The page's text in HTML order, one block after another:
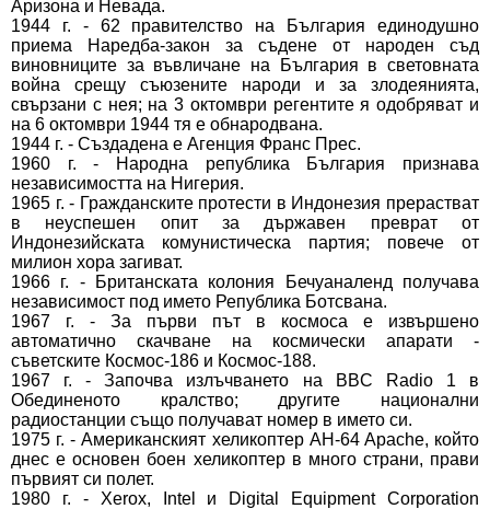
Аризона и Невада.
1944 г. - 62 правителство на България единодушно
приема Наредба-закон за съдене от народен съд
виновниците за въвличане на България в световната
война срещу съюзените народи и за злодеянията,
свързани с нея; на 3 октомври регентите я одобряват и
на 6 октомври 1944 тя е обнародвана.
1944 г. - Създадена е Агенция Франс Прес.
1960 г. - Народна република България признава
независимостта на Нигерия.
1965 г. - Гражданските протести в Индонезия прерастват
в неуспешен опит за държавен преврат от
Индонезийската комунистическа партия; повече от
милион хора загиват.
1966 г. - Британската колония Бечуаналенд получава
независимост под името Република Ботсвана.
1967 г. - За първи път в космоса е извършено
автоматично скачване на космически апарати -
съветските Космос-186 и Космос-188.
1967 г. - Започва излъчването на BBC Radio 1 в
Обединеното кралство; другите национални
радиостанции също получават номер в името си.
1975 г. - Американският хеликоптер AH-64 Apache, който
днес е основен боен хеликоптер в много страни, прави
първият си полет.
1980 г. - Xerox, Intel и Digital Equipment Corporation